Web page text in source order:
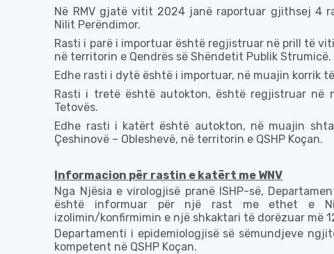
Në RMVgjatë vitit 2024 janë raportuar gjithsej 4
Nilit Perëndimor.
Rasti i parë i importuar është regjistruar në prill të
në territorin e Qendrës së Shëndetit Publik Strumicë.
Edhe rasti i dytë është i importuar, në muajin korrik
Rasti i tretë është autokton, është regjistruar në
Tetovës.
Edhe rasti i katërt është autokton, në muajin
Çeshinovë – Obleshevë, në territorin e QSHP Koçan.
Informacion për rastin e katërt me WNV
Nga Njësia e virologjisë pranë ISHP-së,
është informuar për një rast me ethet e
izolimin/konfirmimin e një shkaktari të dorëzuar më
Departamenti i epidemiologjisë së sëmundjeve
kompetent në QSHP Koçan.